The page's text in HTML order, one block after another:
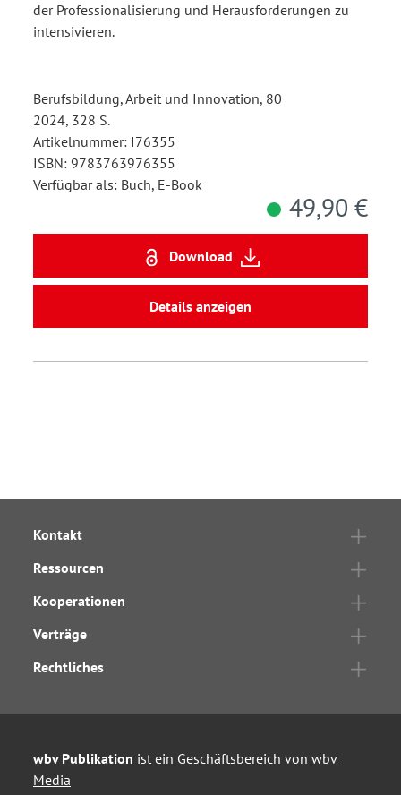
der Professionalisierung und Herausforderungen zu
intensivieren.
Berufsbildung, Arbeit und Innovation, 80
2024, 328 S.
Artikelnummer: I76355
ISBN: 9783763976355
Verfügbar als: Buch, E-Book
49,90 €
Download
Details anzeigen
Kontakt
Ressourcen
Kooperationen
Verträge
Rechtliches
wbv Publikation ist ein Geschäftsbereich von wbv
Media